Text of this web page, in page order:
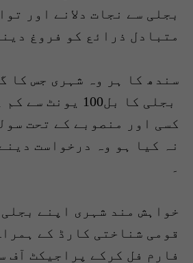
بجلی سے نجات دلانے اور
متبادل ذرائع کو فروغ
بجلی کا بل100
کسی اور منصوبے کے تحت
نہ کیا ہو وہ درخواست
خواہش مند شہری اپنے بجلی
قومی شناختی کارڈ کے
فارم فل کرکے پراجیکٹ آف